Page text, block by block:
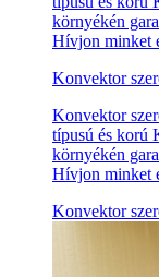
környékén
Hívjon minket
Konvektor
Konvektor
típusú és korú
környékén
Hívjon minket
Konvektor